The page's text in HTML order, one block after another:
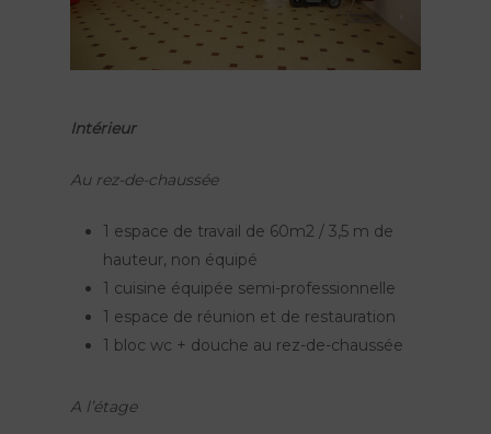
Intérieur
Au rez-de-chaussée
1 espace de travail de 60m2 / 3,5 m de
hauteur, non équipé
1 cuisine équipée semi-professionnelle
1 espace de réunion et de restauration
1 bloc wc + douche au rez-de-chaussée
A l’étage